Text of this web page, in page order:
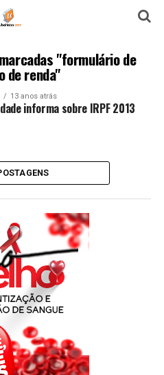
"formulário de
de renda"
13 anos atrás
informa sobre IRPF 2013